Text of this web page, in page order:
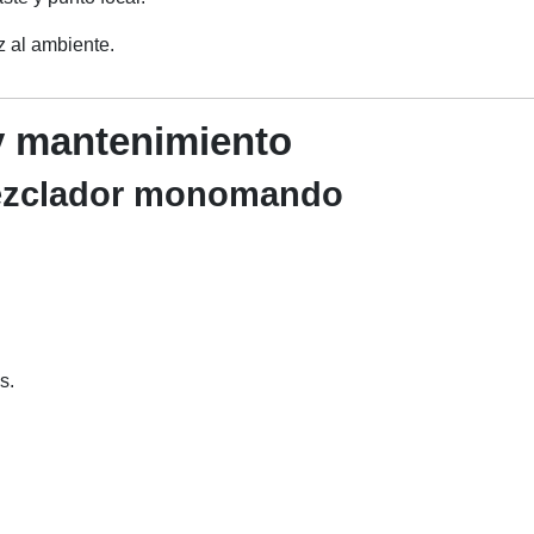
al ambiente.
mantenimiento
monomando